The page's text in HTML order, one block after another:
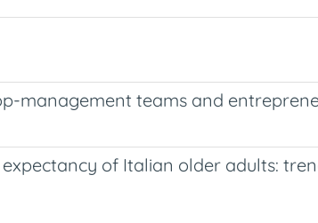
management teams and
of Italian older adults: